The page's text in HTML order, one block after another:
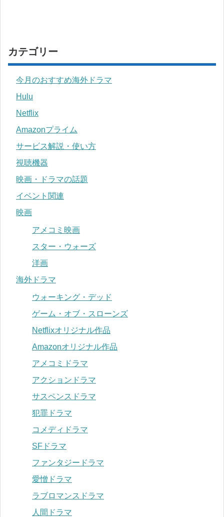
カテゴリー
今月のおすすめ海外ドラマ
Hulu
Netflix
Amazonプライム
サービス解説・使い方
視聴機器
映画・ドラマの話題
イベント関連
映画
アメコミ映画
スター・ウォーズ
洋画
海外ドラマ
ウォーキング・デッド
ゲーム・オブ・スローンズ
Netflixオリジナル作品
Amazonオリジナル作品
アメコミドラマ
アクションドラマ
サスペンスドラマ
犯罪ドラマ
コメディドラマ
SFドラマ
ファンタジードラマ
愛憎ドラマ
ラブロマンスドラマ
人間ドラマ